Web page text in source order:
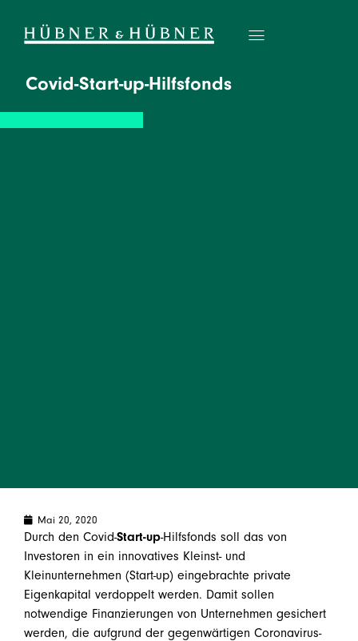
Covid-Start-up-Hilfsfonds
Mai 20, 2020
Durch den Covid-Start-up-Hilfsfonds soll das von
Investoren in ein innovatives Kleinst- und
Kleinunternehmen (Start-up) eingebrachte private
Eigenkapital verdoppelt werden. Damit sollen
notwendige Finanzierungen von Unternehmen gesichert
werden, die aufgrund der gegenwärtigen Coronavirus-